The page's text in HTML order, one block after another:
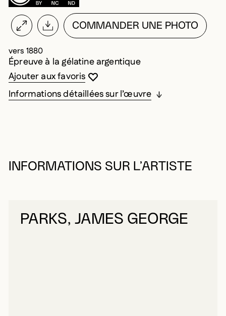
COMMANDER UNE PHOTO
vers 1880
Épreuve à la gélatine argentique
Vous devez être connecté pour ajouter
Fermer la modale
Ouvrir la modale
Ajouter aux favoris
Informations détaillées sur l’œuvre
INFORMATIONS SUR L’ARTISTE
PARKS, JAMES GEORGE